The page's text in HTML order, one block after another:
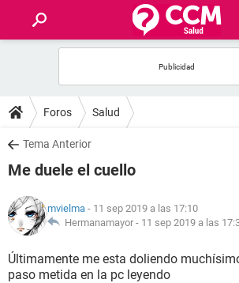
FOROS
SALUD
NUTRICIÓN
BIENESTAR
Foros Salud
Tema Anterior
Me duele el cuello
mvielma - 11 sep 2019 a las 17:10
Hermanamayor - 11 sep 2019 a las
Últimamente me esta doliendo
paso metida en la pc leyendo